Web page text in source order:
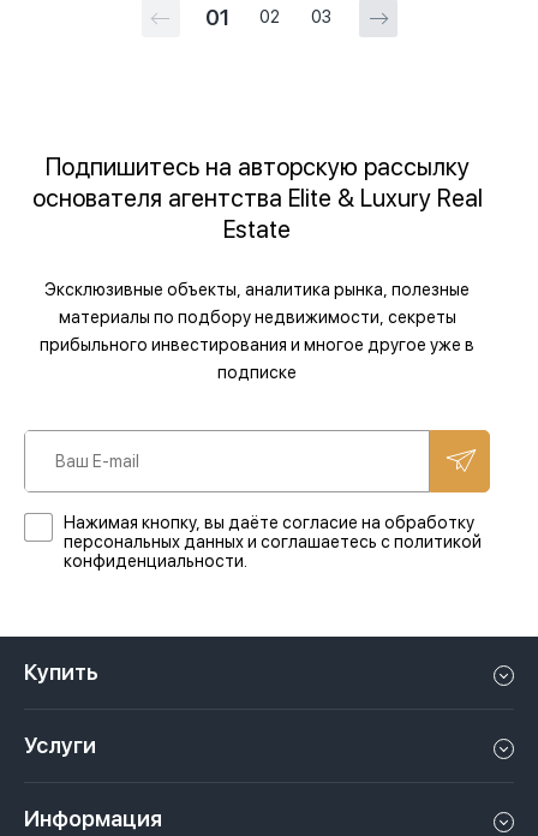
01 02 03
Подпишитесь на авторскую рассылку
основателя агентства Elite & Luxury Real
Estate
Эксклюзивные объекты, аналитика рынка, полезные
материалы по подбору недвижимости, секреты
прибыльного инвестирования и многое другое уже в
подписке
Нажимая кнопку, вы даёте согласие на обработку
персональных данных и соглашаетесь с политикой
конфиденциальности.
Купить
Апартаменты в Дубае
Услуги
Информация